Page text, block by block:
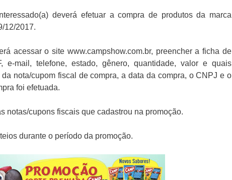
deverá efetuar a compra de produtos da marca
12/2017.
acessar o site www.campshow.com.br, preencher a ficha de
e-mail, telefone, estado, gênero, quantidade, valor e quais
nota/cupom fiscal de compra, a data da compra, o CNPJ e o
foi efetuada.
notas/cupons fiscais que cadastrou na promoção.
durante o período da promoção.